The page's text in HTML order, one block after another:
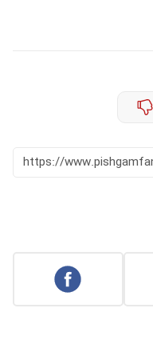
https://